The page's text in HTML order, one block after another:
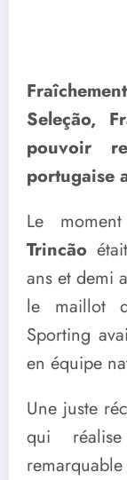
Seleção,
pouvoir
portugaise
Le
Trincão
ans et demi
le maillot
Sporting
en équipe
Une juste
qui